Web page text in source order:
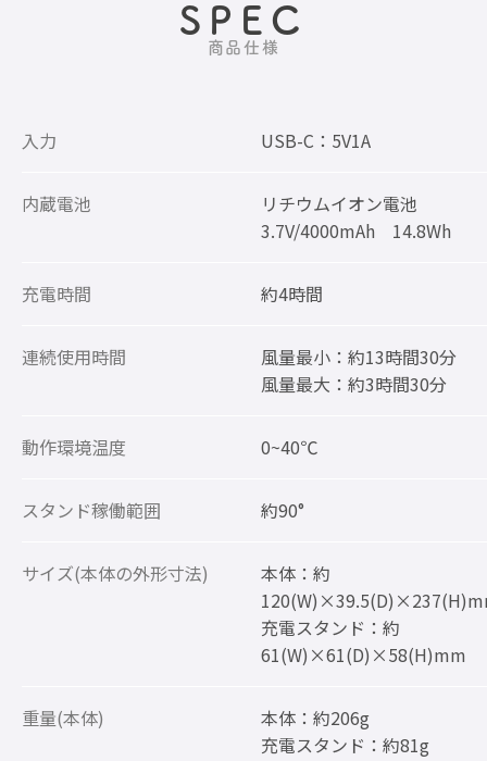
SPEC
商品仕様
入力 USB-C：5V1A
内蔵電池
リチウムイオン電池
3.7V/4000mAh 14.8Wh
充電時間 約4時間
連続使用時間
風量最小：約13時間30分
風量最大：約3時間30分
動作環境温度 0~40℃
スタンド稼働範囲 約90°
サイズ(本体の外形寸法)
本体：約
充電スタンド：約
61(W)×61(D)×58(H)mm
重量(本体)
本体：約206g
充電スタンド：約81g